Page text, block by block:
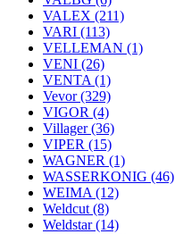
VALEX (211)
VARI (113)
VELLEMAN (1)
VENI (26)
VENTA (1)
Vevor(329)
VIGOR (4)
Villager(36)
VIPER (15)
WAGNER (1)
WASSERKONIG (46)
WEIMA (12)
Weldcut (8)
Weldstar(14)